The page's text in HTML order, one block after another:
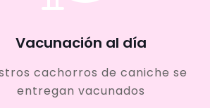
Vacunación al día
cachorros de caniche se
entregan vacunados